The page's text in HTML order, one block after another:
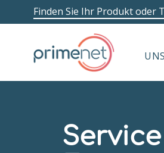
Finden Sie Ihr Produkt oder